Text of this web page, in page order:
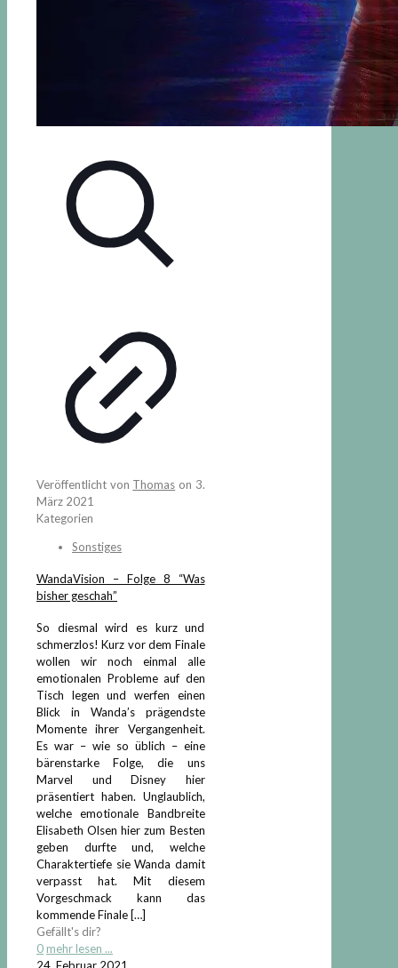
Veröffentlicht von Thomas on 3.
März 2021
Kategorien
Sonstiges
WandaVision – Folge 8 “Was
bisher geschah”
So diesmal wird es kurz und
schmerzlos! Kurz vor dem Finale
wollen wir noch einmal alle
emotionalen Probleme auf den
Tisch legen und werfen einen
Blick in Wanda’s prägendste
Momente ihrer Vergangenheit.
Es war – wie so üblich – eine
bärenstarke Folge, die uns
Marvel und Disney hier
präsentiert haben. Unglaublich,
welche emotionale Bandbreite
Elisabeth Olsen hier zum Besten
geben durfte und, welche
Charaktertiefe sie Wanda damit
verpasst hat. Mit diesem
Vorgeschmack kann das
kommende Finale […]
Gefällt's dir?
0 mehr lesen ...